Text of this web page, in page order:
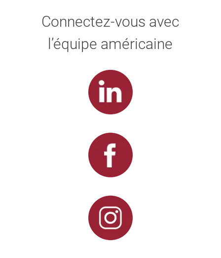
Connectez-vous avec
l’équipe américaine